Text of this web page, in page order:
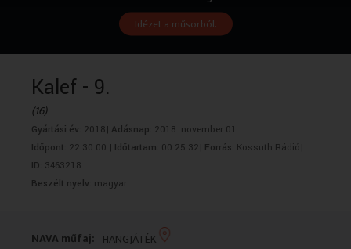
Idézet a műsorból.
Kalef - 9.
(16)
Gyártási év: 2018| Adásnap: 2018. november 01.
Időpont: 22:30:00 | Időtartam: 00:25:32| Forrás: Kossuth Rádió|
ID: 3463218
Beszélt nyelv: magyar
NAVA műfaj: HANGJÁTÉK